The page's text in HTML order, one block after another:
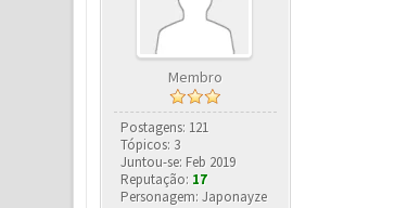
Membro
Postagens: 121
Tópicos: 3
Juntou-se: Feb 2019
Reputação: 17
Personagem: Japonayze